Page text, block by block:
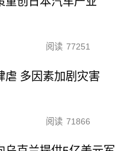
阅读 77251
虐 多因素加剧灾害
阅读 71866